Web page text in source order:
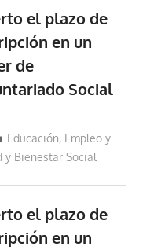
el plazo de
en un
de
Social
Educación, Empleo y
y Bienestar Social
el plazo de
en un